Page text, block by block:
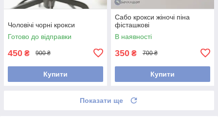
Чоловічі чорні крокси
Готово до відправки
450 ₴ 900 ₴
Купити
Сабо крокси жіночі піна
фісташкові
В наявності
350 ₴ 700 ₴
Купити
Показати ще